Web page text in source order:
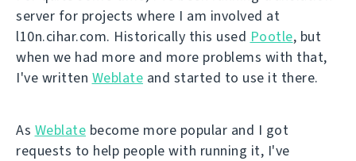
server for projects where I am involved at
l10n.cihar.com. Historically this used Pootle, but
when we had more and more problems with that,
I've written Weblate and started to use it there.
As Weblate become more popular and I got
requests to help people with running it, I've